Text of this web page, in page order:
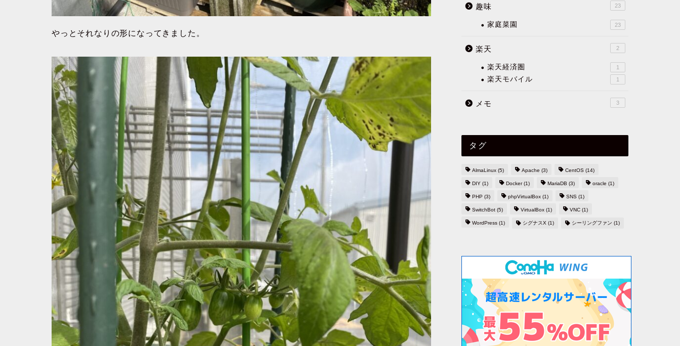
やっとそれなりの形になってきました。
趣味 23
家庭菜園 23
楽天 2
楽天経済圏 1
楽天モバイル 1
メモ 3
タグ
AlmaLinux(5) Apache (3) CentOS(14)
DIY(1) Docker(1) MariaDB (3) oracle (1)
PHP (3) phpVirtualBox(1) SNS(1)
SwitchBot(5) VirtualBox(1) VNC(1)
WordPress(1) シグナスX (1) シーリングファン (1)